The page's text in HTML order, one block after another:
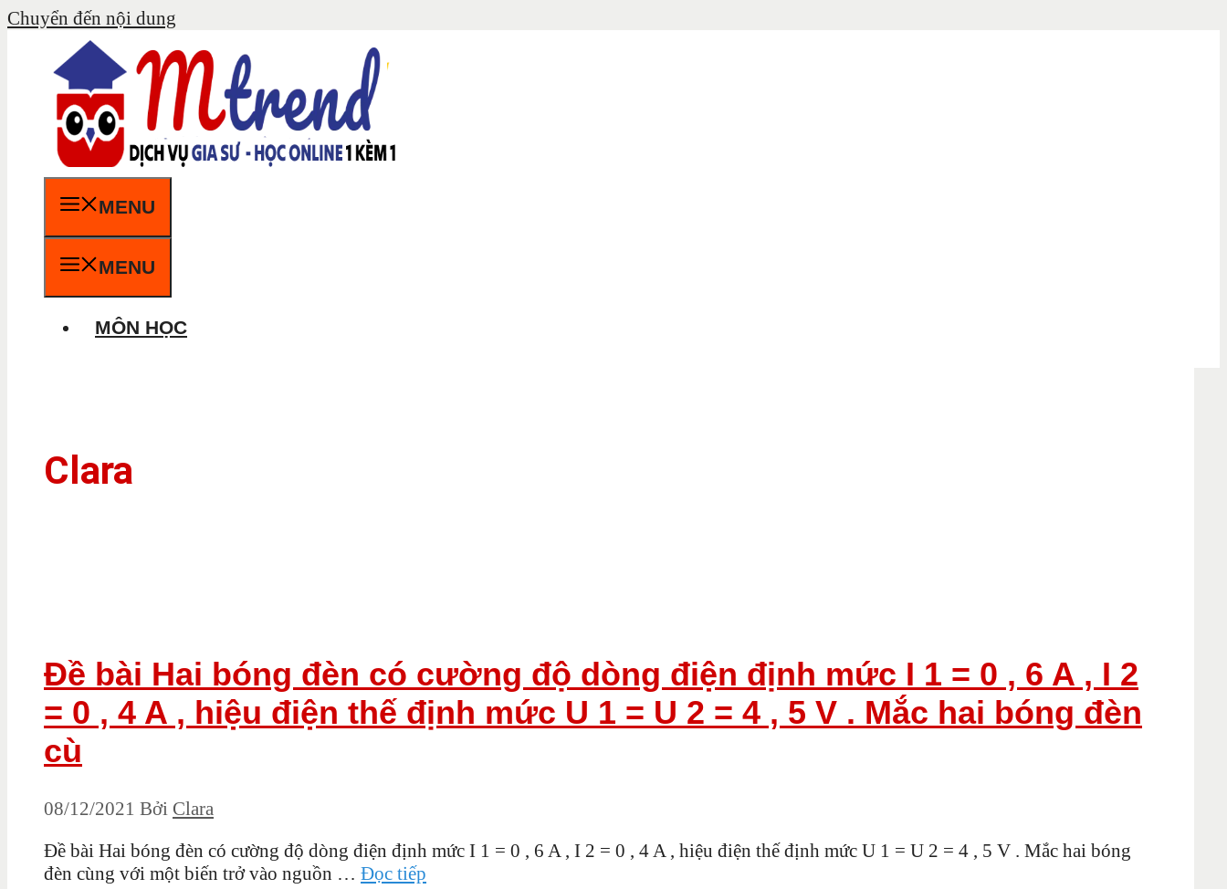
Chuyển đến nội dung
MENU
MENU
MÔN HỌC
Clara
Đề bài Hai bóng đèn có cường độ dòng điện định mức I 1 = 0 , 6 A , I 2
= 0 , 4 A , hiệu điện thế định mức U 1 = U 2 = 4 , 5 V . Mắc hai bóng đèn
cù
08/12/2021 Bởi Clara
Đề bài Hai bóng đèn có cường độ dòng điện định mức I 1 = 0 , 6 A , I 2 = 0 , 4 A , hiệu điện thế định mức U 1 = U 2 = 4 , 5 V . Mắc hai bóng
đèn cùng với một biến trở vào nguồn … Đọc tiếp